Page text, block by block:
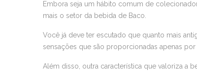
Embora seja um hábito comum de
mais o setor da bebida de Baco.
Você já deve ter escutado que quanto mais
sensações que são proporcionadas apenas por
Além disso, outra característica que valoriza a